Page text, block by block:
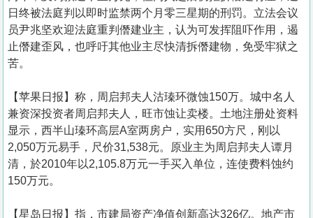
日终被法庭判以即时监禁两个月零三星期的刑罚。立法会议
员尹兆坚欢迎法庭重判僭建业主，认为可发挥阻吓作用，遏
止僭建歪风，也呼吁其他业主尽快清拆僭建物，免受牢狱之
苦。
【苹果日报】称，周启邦夫人沽瑧环微蚀150万。城中名人
兼资深投资者周启邦夫人，旺市蚀让卖楼。土地注册处资料
显示，西半山瑧环高层A室两房户，实用650方尺，刚以
2,050万元易手，尺价31,538元。原业主为周启邦夫人谭月
清，於2010年以2,105.8万元一手买入单位，连使费料蚀约
150万元。
【星岛日报】指，市建局资产净值创新高达326亿。地产市